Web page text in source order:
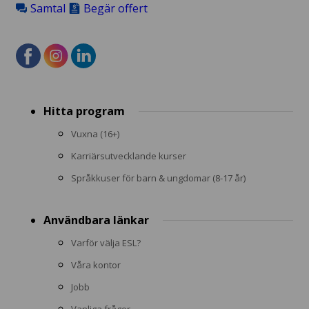
Samtal Begär offert
menuHitta program
Vuxna (16+)
Karriärsutvecklande kurser
Språkkuser för barn & ungdomar (8-17 år)
Användbara länkar
Varför välja ESL?
Våra kontor
Jobb